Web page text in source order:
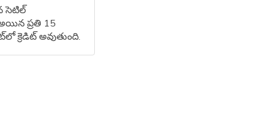
సెటిల్‌
ప్రతి 15
క్రెడిట్ అవుతుంది.